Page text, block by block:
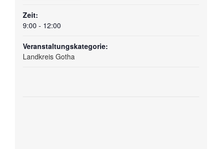
Zeit:
9:00 - 12:00
Veranstaltungskategorie:
Landkreis Gotha